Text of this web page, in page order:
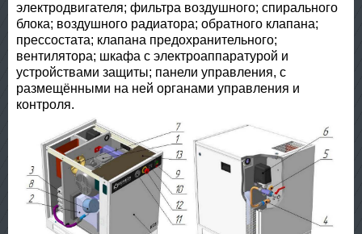
электродвигателя; фильтра воздушного; спирального
блока; воздушного радиатора; обратного клапана;
прессостата; клапана предохранительного;
вентилятора; шкафа с электроаппаратурой и
устройствами защиты; панели управления, с
размещёнными на ней органами управления и
контроля.